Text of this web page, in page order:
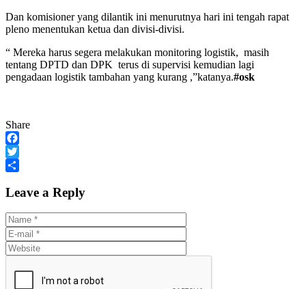
Dan komisioner yang dilantik ini menurutnya hari ini tengah rapat
pleno menentukan ketua dan divisi-divisi.
“ Mereka harus segera melakukan monitoring logistik, masih
tentang DPTD dan DPK terus di supervisi kemudian lagi
pengadaan logistik tambahan yang kurang ,”katanya.#osk
Share
Facebook
Twitter
Leave a Reply